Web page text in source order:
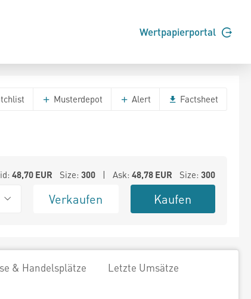
Wertpapierportal
Musterdepot Alert Factsheet
48,70EUR Size: 300| Ask: 48,78EUR Size: 300
Verkaufen Kaufen
& Handelsplätze Letzte Umsätze